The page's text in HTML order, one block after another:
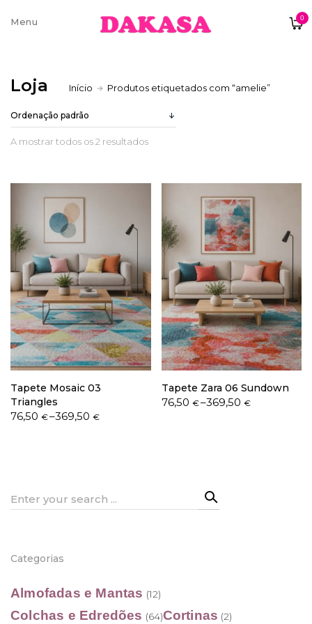
0
Sobre nós
Trocas e Devoluções
Termos e condições
Loja Início Produtos etiquetados com “amelie”
A mostrar todos os 2 resultados
Tapete Mosaic 03
Triangles
76,50 €–369,50€
Price
Tapete Zara 06 Sundown
76,50 €–369,50 €
Price
Search
Categorias
Almofadas e Mantas (12)
Colchas e Edredões (64)Cortinas (2)